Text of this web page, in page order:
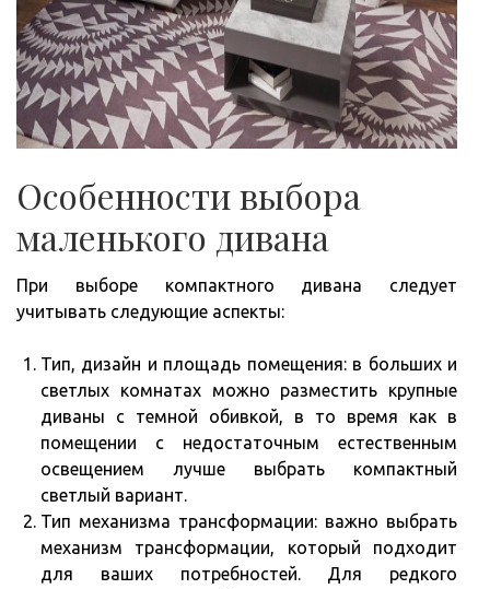
Особенности выбора
маленького дивана
При выборе компактного дивана следует
учитывать следующие аспекты:
Тип, дизайн и площадь помещения: в больших и
светлых комнатах можно разместить крупные
диваны с темной обивкой, в то время как в
помещении с недостаточным естественным
освещением лучше выбрать компактный
светлый вариант.
Тип механизма трансформации: важно выбрать
механизм трансформации, который подходит
для ваших потребностей. Для редкого